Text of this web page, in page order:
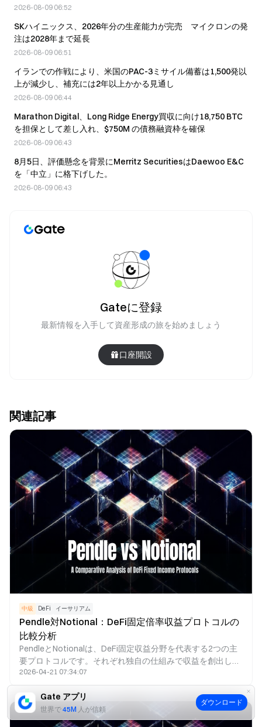
Gate アプリ
世界で45M 人が信頼
ダウンロード
2026-08-09 06:52
SKハイニックス、2026年分の生産能力が完売 マイクロンの発
注は2028年まで延長
2026-08-09 06:51
イランでの作戦により、米国のPAC-3ミサイル備蓄は1,500発以
上が減少し、補充には2年以上かかる見通し
2026-08-09 06:44
Marathon Digital、Long Ridge Energy買収に向け18,750 BTC
を担保として差し入れ、$750M の債務融資枠を確保
2026-08-09 06:43
8月5日、評価懸念を背景にMerritz SecuritiesはDaewoo E&C
を「中立」に格下げした。
2026-08-09 06:43
Gateに登録
最新情報を入手して資産形成の旅を始めましょう
口座開設
関連記事
中級 DeFi イーサリアム
Pendle対Notional：DeFi固定倍率収益プロトコルの
比較分析
PendleとNotionalは、DeFi固定収益分野を代表する2つの主
要プロトコルです。それぞれ独自の仕組みで収益を創出して
います。Pendleは、PTとYTのイールド分離モデルにより、
固定収益や利回り取引機能を提供します。一方、Notional
は、固定金利のレンディングマーケットプレイスを通じて、
ユーザーが借入金利をロックできるようにしています。比較
すると、Pendleは収益資産管理や金利取引に最適であり、
2026-04-21 07:34:07